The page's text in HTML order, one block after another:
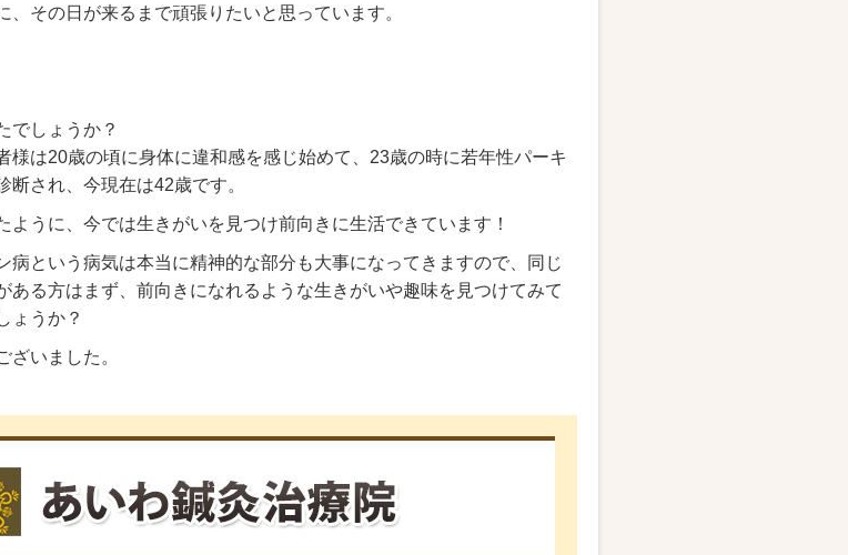
、その日が来るまで頑張りたいと思っています。
でしょうか？
様は20歳の頃に身体に違和感を感じ始めて、23歳の時に若年性パーキ
断され、今現在は42歳です。
ように、今では生きがいを見つけ前向きに生活できています！
病という病気は本当に精神的な部分も大事になってきますので、同じ
ある方はまず、前向きになれるような生きがいや趣味を見つけてみて
ょうか？
ざいました。